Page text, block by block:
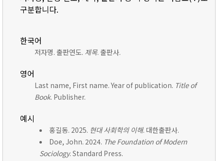
구분합니다.
한국어
저자명. 출판연도. 제목. 출판사.
영어
Last name, First name. Year of publication. Title of
Book. Publisher.
예시
홍길동. 2025. 현대 사회학의 이해. 대한출판사.
Doe, John. 2024. The Foundation of Modern
Sociology. Standard Press.